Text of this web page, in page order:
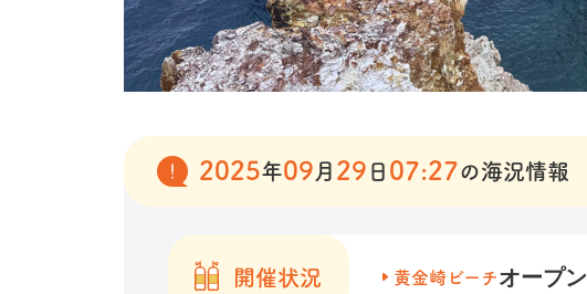
2025年09 月 29 日 07:27の海況情報
開催状況 黄金崎ビーチオープン